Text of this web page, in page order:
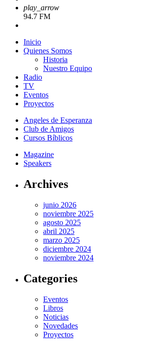
play_arrow
94.7 FM
Inicio
Quienes Somos
Historia
Nuestro Equipo
Radio
TV
Eventos
Proyectos
Angeles de Esperanza
Club de Amigos
Cursos Bíblicos
Magazine
Speakers
Archives
junio 2026
noviembre 2025
agosto 2025
abril 2025
marzo 2025
diciembre 2024
noviembre 2024
Categories
Eventos
Libros
Noticias
Novedades
Proyectos